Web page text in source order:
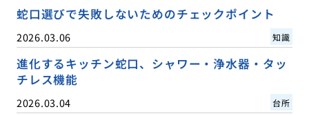
蛇口選びで失敗しないためのチェックポイント
2026.03.06 知識
進化するキッチン蛇口、シャワー・浄水器・タッ
チレス機能
2026.03.04 台所